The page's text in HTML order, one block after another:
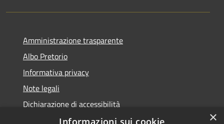
Amministrazione trasparente
Albo Pretorio
Informativa privacy
Note legali
Dichiarazione di accessibilità
×
Informazioni sui cookie